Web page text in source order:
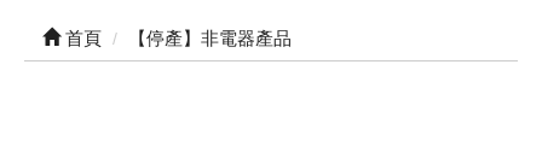
首頁 【停產】非電器產品